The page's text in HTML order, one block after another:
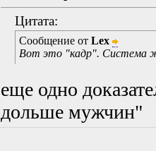
Цитата:
Сообщение от Lex
Вот это "кадр". Система
еще одно
дольше мужчин"